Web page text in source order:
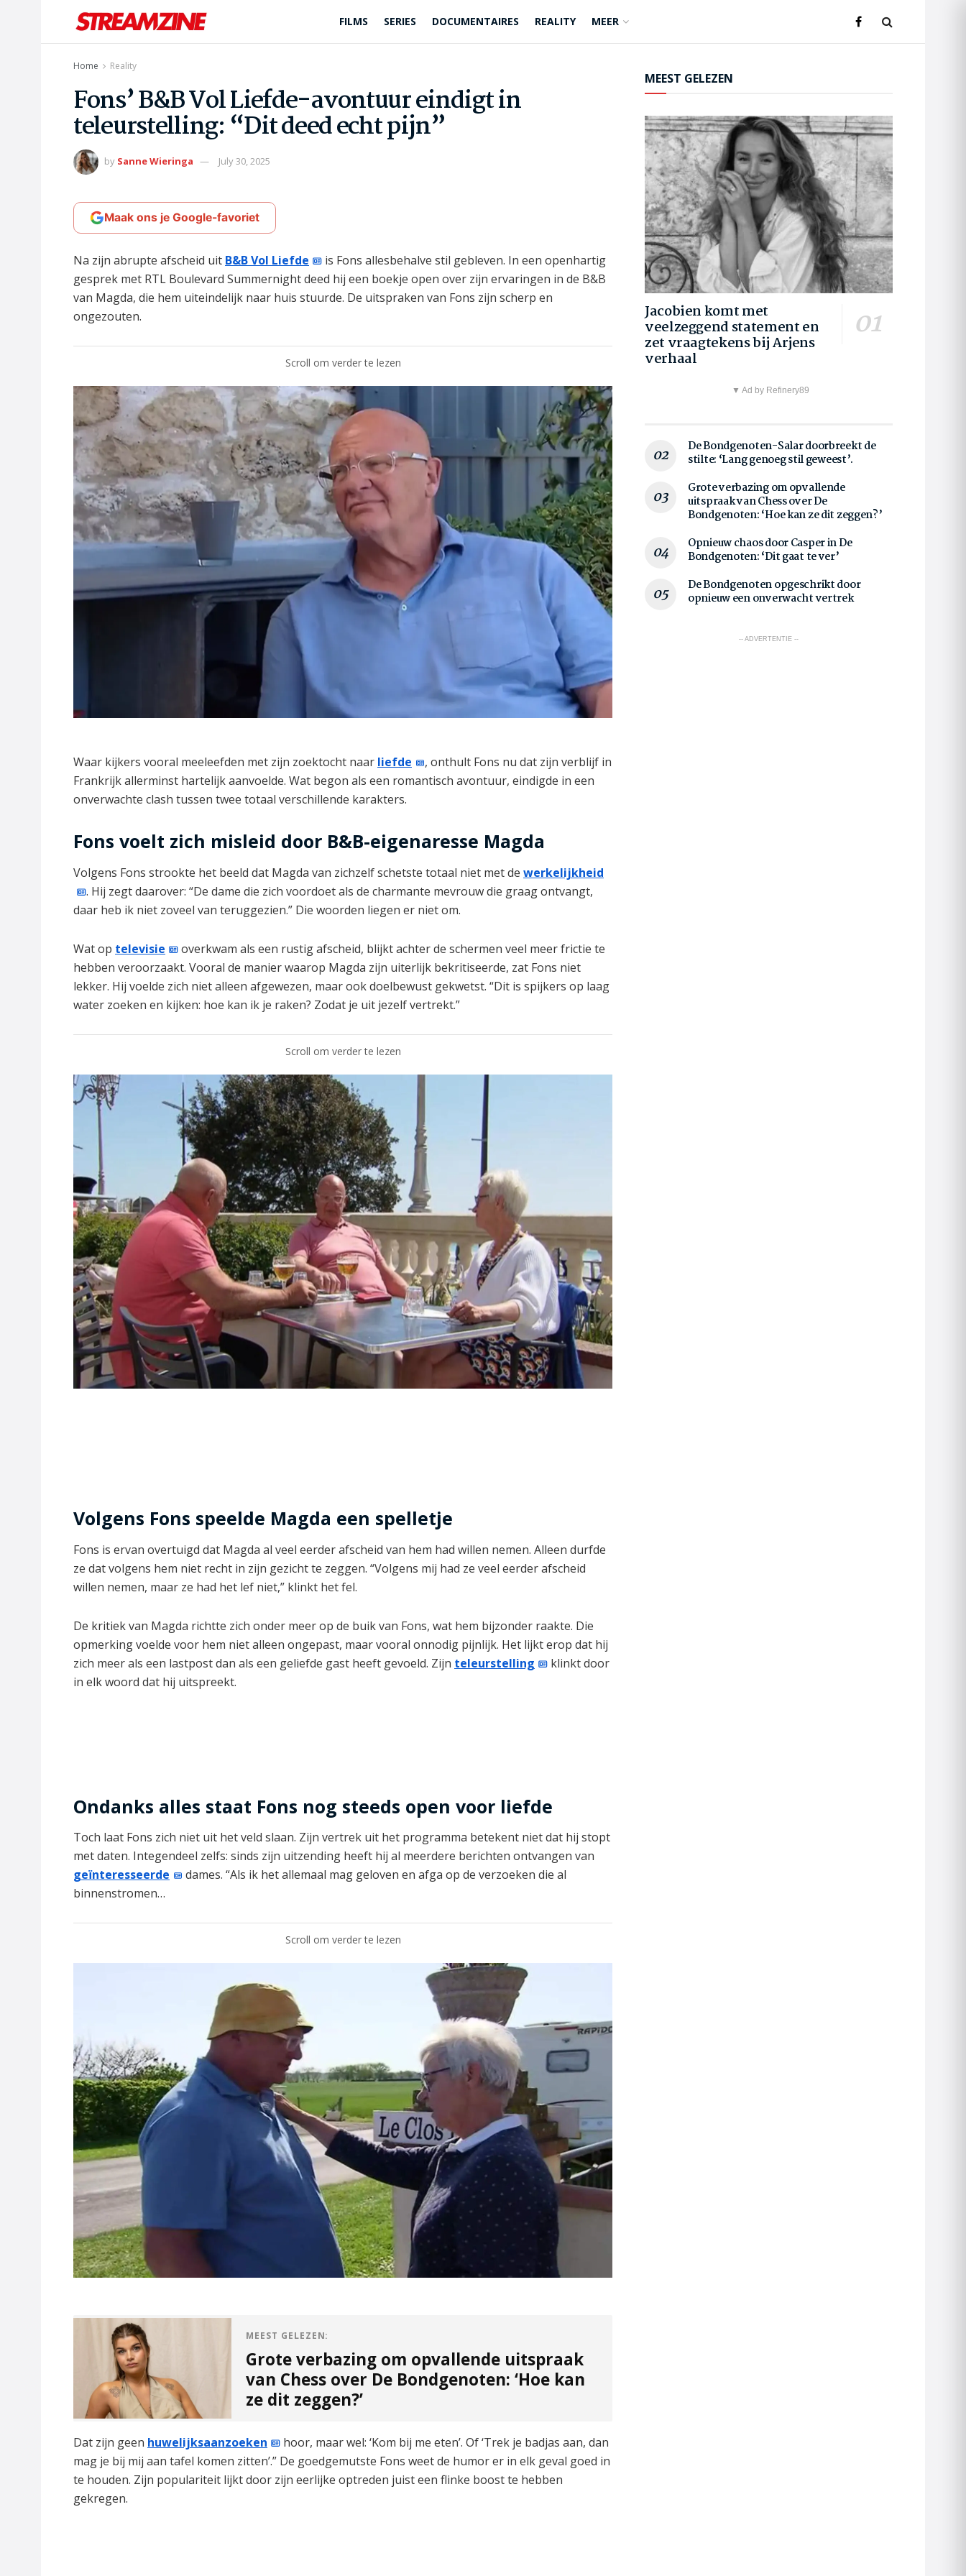
FILMS SERIES DOCUMENTAIRES REALITY MEER
Home Reality
Fons’ B&B Vol Liefde-avontuur eindigt in
teleurstelling: “Dit deed echt pijn”
by Sanne Wieringa July 30, 2025
Maak ons je Google-favoriet
Na zijn abrupte afscheid uit B&B Vol Liefde
is Fons allesbehalve stil gebleven. In een openhartig
gesprek met RTL Boulevard Summernight deed hij een boekje open over zijn ervaringen in de B&B
van Magda, die hem uiteindelijk naar huis stuurde. De uitspraken van Fons zijn scherp en
ongezouten.
Scroll om verder te lezen
Waar kijkers vooral meeleefden met zijn zoektocht naar liefde
, onthult Fons nu dat zijn verblijf in
Frankrijk allerminst hartelijk aanvoelde. Wat begon als een romantisch avontuur, eindigde in een
onverwachte clash tussen twee totaal verschillende karakters.
Fons voelt zich misleid door B&B-eigenaresse Magda
Volgens Fons strookte het beeld dat Magda van zichzelf schetste totaal niet met de werkelijkheid
. Hij zegt daarover: “De dame die zich voordoet als de charmante mevrouw die graag ontvangt,
daar heb ik niet zoveel van teruggezien.” Die woorden liegen er niet om.
Wat op televisie
overkwam als een rustig afscheid, blijkt achter de schermen veel meer frictie te
hebben veroorzaakt. Vooral de manier waarop Magda zijn uiterlijk bekritiseerde, zat Fons niet
lekker. Hij voelde zich niet alleen afgewezen, maar ook doelbewust gekwetst. “Dit is spijkers op laag
water zoeken en kijken: hoe kan ik je raken? Zodat je uit jezelf vertrekt.”
Scroll om verder te lezen
Volgens Fons speelde Magda een spelletje
Fons is ervan overtuigd dat Magda al veel eerder afscheid van hem had willen nemen. Alleen durfde
ze dat volgens hem niet recht in zijn gezicht te zeggen. “Volgens mij had ze veel eerder afscheid
willen nemen, maar ze had het lef niet,” klinkt het fel.
De kritiek van Magda richtte zich onder meer op de buik van Fons, wat hem bijzonder raakte. Die
opmerking voelde voor hem niet alleen ongepast, maar vooral onnodig pijnlijk. Het lijkt erop dat hij
zich meer als een lastpost dan als een geliefde gast heeft gevoeld. Zijn teleurstelling
klinkt door
in elk woord dat hij uitspreekt.
Ondanks alles staat Fons nog steeds open voor liefde
Toch laat Fons zich niet uit het veld slaan. Zijn vertrek uit het programma betekent niet dat hij stopt
met daten. Integendeel zelfs: sinds zijn uitzending heeft hij al meerdere berichten ontvangen van
geïnteresseerde
dames. “Als ik het allemaal mag geloven en afga op de verzoeken die al
binnenstromen…
Scroll om verder te lezen
MEEST GELEZEN:
Grote verbazing om opvallende uitspraak
van Chess over De Bondgenoten: ‘Hoe kan
ze dit zeggen?’
Dat zijn geen huwelijksaanzoeken
hoor, maar wel: ‘Kom bij me eten’. Of ‘Trek je badjas aan, dan
mag je bij mij aan tafel komen zitten’.” De goedgemutste Fons weet de humor er in elk geval goed in
te houden. Zijn populariteit lijkt door zijn eerlijke optreden juist een flinke boost te hebben
gekregen.
MEEST GELEZEN
Jacobien komt met
veelzeggend statement en
zet vraagtekens bij Arjens
verhaal
▼ Ad by Refinery89
De Bondgenoten-Salar doorbreekt de
stilte: ‘Lang genoeg stil geweest’.
Grote verbazing om opvallende
uitspraak van Chess over De
Bondgenoten: ‘Hoe kan ze dit zeggen?’
Opnieuw chaos door Casper in De
Bondgenoten: ‘Dit gaat te ver’
De Bondgenoten opgeschrikt door
opnieuw een onverwacht vertrek
-- ADVERTENTIE --